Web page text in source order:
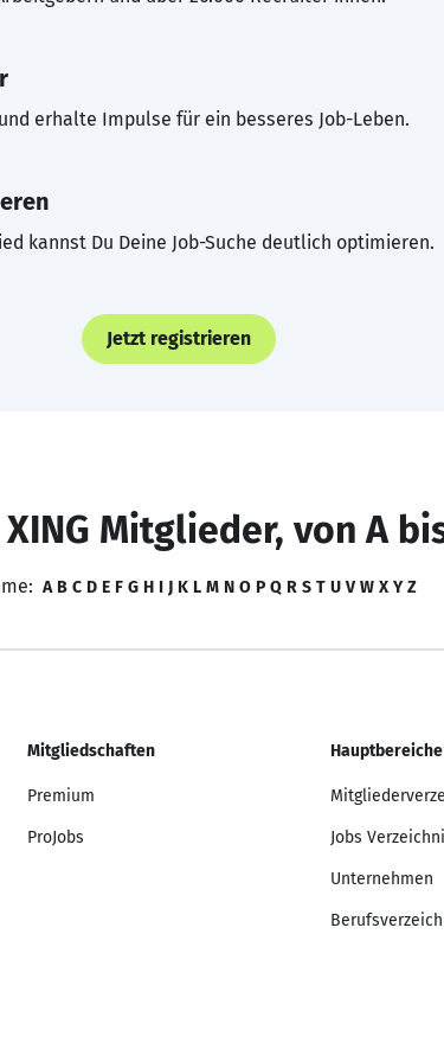
erhalte Impulse für ein besseres Job-Leben.
kannst Du Deine Job-Suche deutlich optimieren.
Jetzt registrieren
Mitglieder, von A
A B C D E F G H I J K L M N O P Q R S T U V W X Y Z
Mitgliedschaften
Premium
ProJobs
Hauptbereiche
Jobs
Unternehmen